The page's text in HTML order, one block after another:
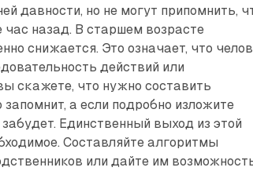
давности, но не могут припомнить,
назад. В старшем возрасте
снижается. Это означает, что
действий или
скажете, что нужно составить
а если подробно изложите
Единственный выход из этой
Составляйте алгоритмы
или дайте им